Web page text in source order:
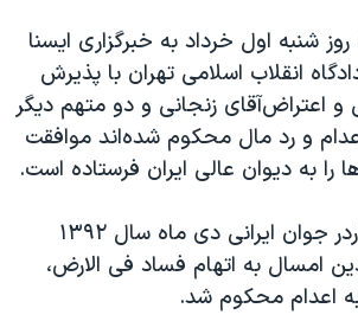
۹۸
شنبه اول خرداد به خبرگزاری ایسنا
که شعبه ۱۵ دادگاه انقلاب اسلامی تهران با پذیرش
و اعتراض‌آقای زنجانی و دو متهم دیگر
و رد مال محکوم شده‌اند موافقت
را به دیوان عالی ایران فرستاده است.
بابک زنجانی، میلیاردر جوان ایرانی دی ماه سال ۱۳۹۲
امسال به اتهام فساد فی الارض،
اعدام محکوم شد.